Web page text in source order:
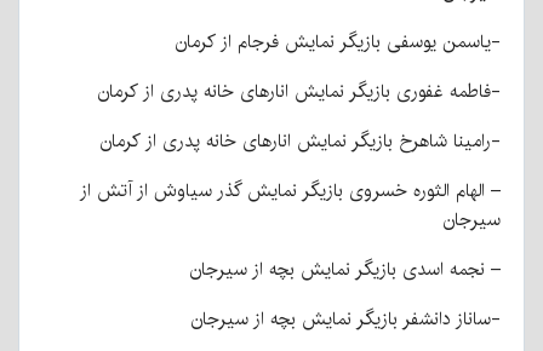
-یاسمن یوسفی بازیگر نمایش فرجام از کرمان
-فاطمه غفوری بازیگر نمایش انارهای خانه پدری از کرمان
-رامینا شاهرخ بازیگر نمایش انارهای خانه پدری از کرمان
– الهام الثوره خسروی بازیگر نمایش گذر سیاوش از آتش از
سیرجان
– نجمه اسدی بازیگر نمایش بچه از سیرجان
-ساناز دانشفر بازیگر نمایش بچه از سیرجان